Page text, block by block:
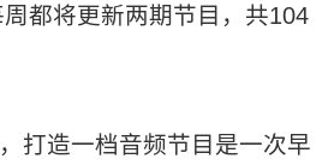
都将更新两期节目，共104
打造一档音频节目是一次早